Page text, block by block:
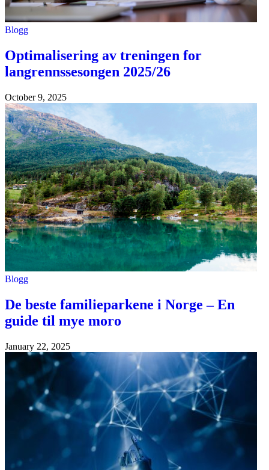
Blogg
Optimalisering av treningen for
langrennssesongen 2025/26
October 9, 2025
Blogg
De beste familieparkene i Norge – En
guide til mye moro
January 22, 2025